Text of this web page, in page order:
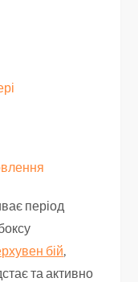
період
бій,
та активно